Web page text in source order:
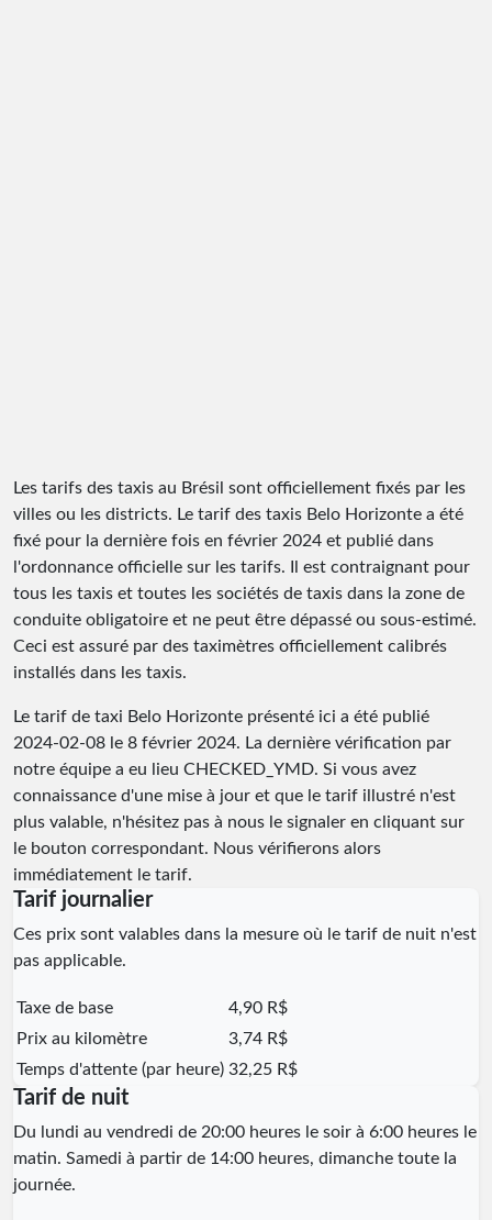
Les tarifs des taxis au Brésil sont officiellement fixés par les
villes ou les districts. Le tarif des taxis Belo Horizonte a été
fixé pour la dernière fois en février 2024 et publié dans
l'ordonnance officielle sur les tarifs. Il est contraignant pour
tous les taxis et toutes les sociétés de taxis dans la zone de
conduite obligatoire et ne peut être dépassé ou sous-estimé.
Ceci est assuré par des taximètres officiellement calibrés
installés dans les taxis.
Le tarif de taxi Belo Horizonte présenté ici a été publié
2024-02-08 le 8 février 2024. La dernière vérification par
notre équipe a eu lieu CHECKED_YMD. Si vous avez
connaissance d'une mise à jour et que le tarif illustré n'est
plus valable, n'hésitez pas à nous le signaler en cliquant sur
le bouton correspondant. Nous vérifierons alors
immédiatement le tarif.
Tarif journalier
Ces prix sont valables dans la mesure où le tarif de nuit n'est
pas applicable.
Taxe de base
4,90 R$
Prix au kilomètre
3,74 R$
Temps d'attente (par heure) 32,25 R$
Tarif de nuit
Du lundi au vendredi de 20:00 heures le soir à 6:00 heures le
matin. Samedi à partir de 14:00 heures, dimanche toute la
journée.